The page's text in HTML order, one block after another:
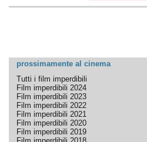
prossimamente al cinema
Tutti i film imperdibili
Film imperdibili 2024
Film imperdibili 2023
Film imperdibili 2022
Film imperdibili 2021
Film imperdibili 2020
Film imperdibili 2019